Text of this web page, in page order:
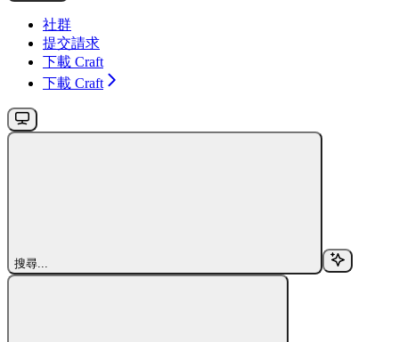
社群
提交請求
下載 Craft
下載 Craft
搜尋...